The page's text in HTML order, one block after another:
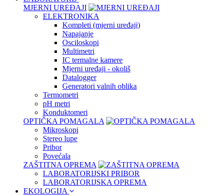
MJERNI UREĐAJI
ELEKTRONIKA
Kompleti (mjerni uređaji)
Napajanje
Osciloskopi
Multimetri
IC termalne kamere
Mjerni uređaji - okoliš
Datalogger
Generatori valnih oblika
Termometri
pH metri
Konduktomeri
OPTIČKA POMAGALA
Mikroskopi
Stereo lupe
Pribor
Povećala
ZAŠTITNA OPREMA
LABORATORIJSKI PRIBOR
LABORATORIJSKA OPREMA
EKOLOGIJA